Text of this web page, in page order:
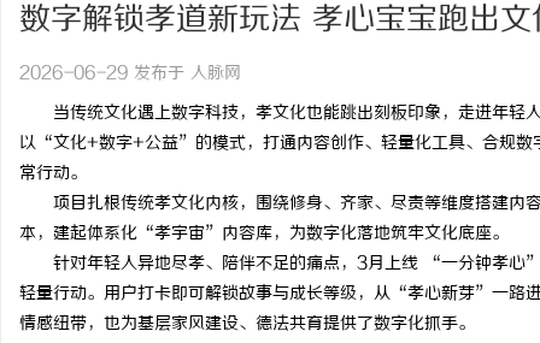
数字解锁孝道新玩法 孝心宝宝跑出
2026-06-29 发布于 人脉网
当传统文化遇上数字科技，孝文化也能跳出刻板印象，走进年
以“文化+数字+公益”的模式，打通内容创作、轻量化工具、合规数
常行动。
项目扎根传统孝文化内核，围绕修身、齐家、尽责等维度搭建
本，建起体系化“孝宇宙”内容库，为数字化落地筑牢文化底座。
针对年轻人异地尽孝、陪伴不足的痛点，3月上线 “一分钟孝心
轻量行动。用户打卡即可解锁故事与成长等级，从“孝心新芽”一
情感纽带，也为基层家风建设、德法共育提供了数字化抓手。